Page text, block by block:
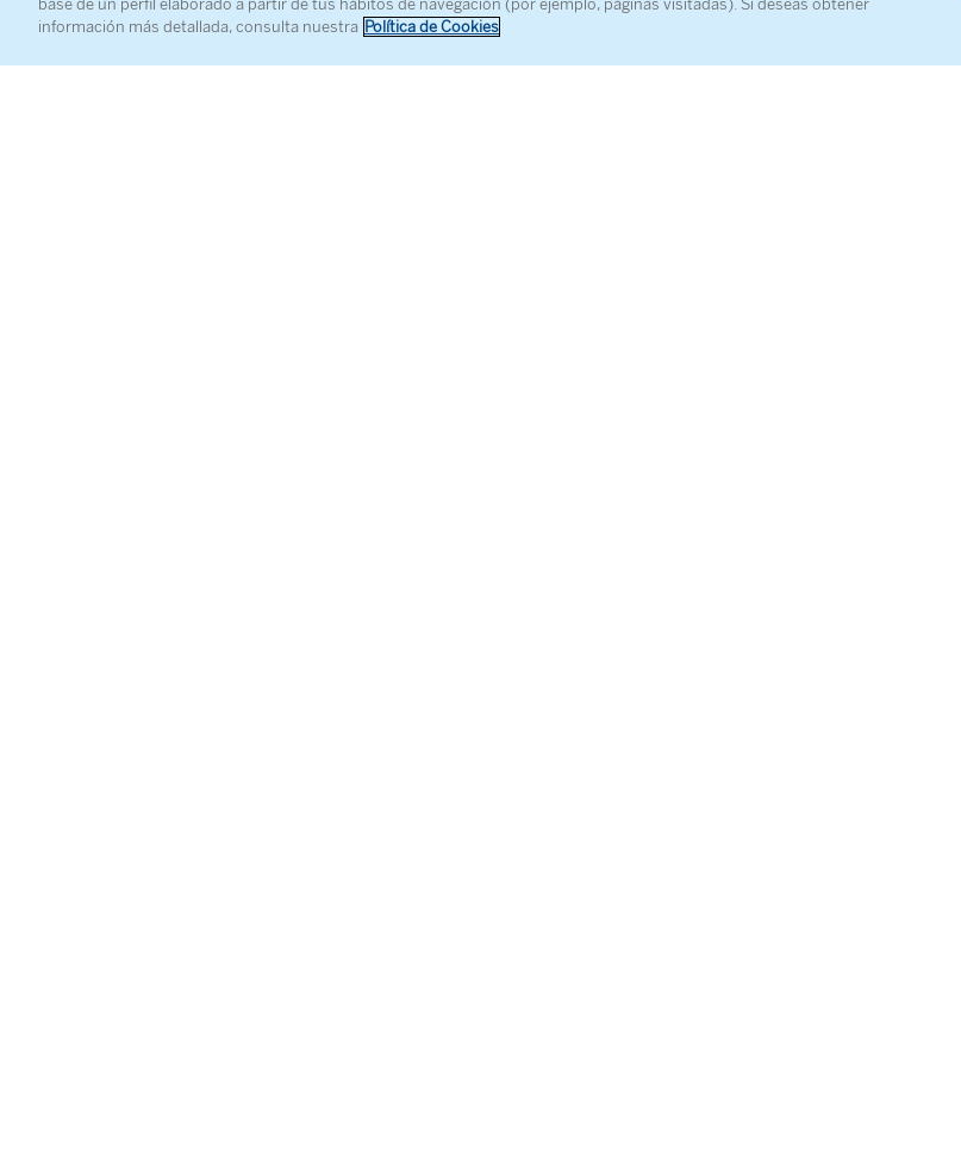
base de un perfil elaborado a partir de tus hábitos de navegación (por ejemplo, páginas visitadas). Si deseas obtener
información más detallada, consulta nuestra Política de Cookies